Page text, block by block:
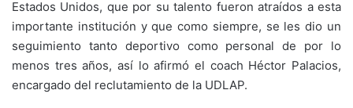
Estados Unidos, que por su talento fueron atraídos a esta
importante institución y que como siempre, se les dio un
seguimiento tanto deportivo como personal de por lo
menos tres años, así lo afirmó el coach Héctor Palacios,
encargado del reclutamiento de la UDLAP.